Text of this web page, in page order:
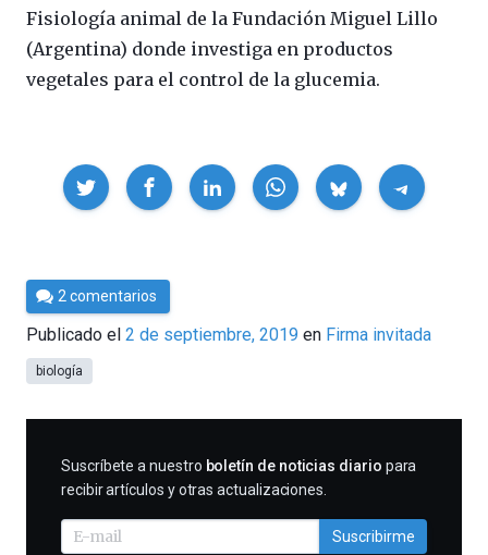
Fisiología animal de la Fundación Miguel Lillo
(Argentina) donde investiga en productos
vegetales para el control de la glucemia.
Compartir
Por
César
Tomé
2 comentarios
Publicado el 2 de septiembre, 2019 en Firma invitada
biología
SUSCRIBIRME
Suscríbete a nuestro boletín de noticias diario para
recibir artículos y otras actualizaciones.
Suscribirme